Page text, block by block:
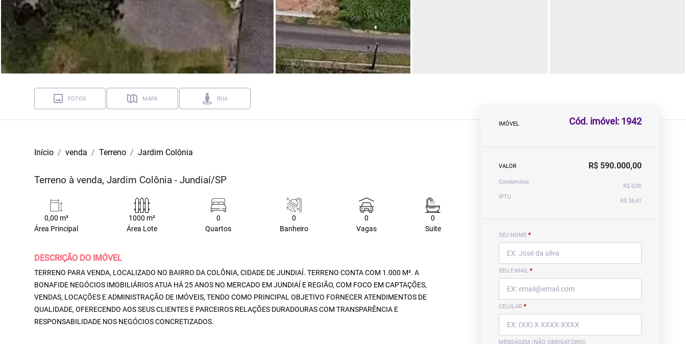
FOTOS MAPA RUA
Início venda Terreno Jardim Colônia
Terreno à venda, Jardim Colônia - Jundiaí/SP
0,00 m²
Área Principal
1000 m²
Área Lote
0
Quartos
0
Banheiro
0
Vagas
0
Suite
DESCRIÇÃO DO IMÓVEL
TERRENO PARA VENDA, LOCALIZADO NO BAIRRO DA COLÔNIA, CIDADE DE JUNDIAÍ. TERRENO CONTA COM 1.000 M². A
BONAFIDE NEGÓCIOS IMOBILIÁRIOS ATUA HÁ 25 ANOS NO MERCADO EM JUNDIAÍ E REGIÃO, COM FOCO EM CAPTAÇÕES,
VENDAS, LOCAÇÕES E ADMINISTRAÇÃO DE IMÓVEIS, TENDO COMO PRINCIPAL OBJETIVO FORNECER ATENDIMENTOS DE
QUALIDADE, OFERECENDO AOS SEUS CLIENTES E PARCEIROS RELAÇÕES DURADOURAS COM TRANSPARÊNCIA E
RESPONSABILIDADE NOS NEGÓCIOS CONCRETIZADOS.
IMÓVEL Cód. imóvel: 1942
VALOR R$ 590.000,00
Condomínio
R$ 0,00
IPTU
R$ 36,41
SEU NOME *
SEU E-MAIL *
CELULAR *
MENSAGEM (NÃO OBRIGATÓRIO)